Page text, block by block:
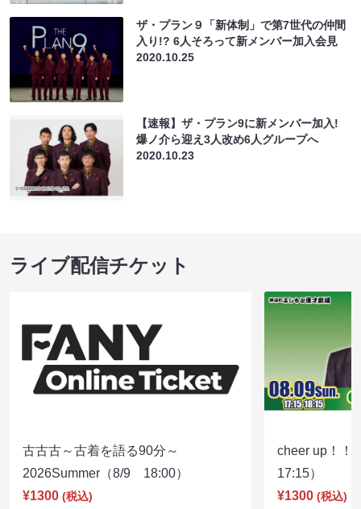
ザ・プラン９「新体制」で第7世代の仲間
入り!? 6人そろって新メンバー加入会見
2020.10.25
【速報】ザ・プラン9に新メンバー加入!
爆ノ介ら迎え3人改め6人グループへ
2020.10.23
ライブ配信チケット
古古古～古着を語る90分～
2026Summer（8/9 18:00）
¥1300 (税込)
cheer up！
17:15）
¥1300 (税込)